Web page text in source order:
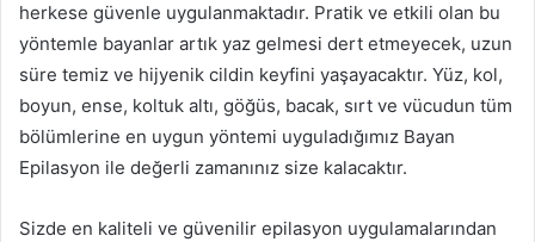
herkese güvenle uygulanmaktadır. Pratik ve etkili olan bu
yöntemle bayanlar artık yaz gelmesi dert etmeyecek, uzun
süre temiz ve hijyenik cildin keyfini yaşayacaktır. Yüz, kol,
boyun, ense, koltuk altı, göğüs, bacak, sırt ve vücudun tüm
bölümlerine en uygun yöntemi uyguladığımız Bayan
Epilasyon ile değerli zamanınız size kalacaktır.
Sizde en kaliteli ve güvenilir epilasyon uygulamalarından